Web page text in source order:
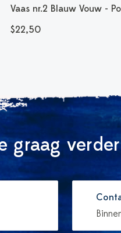
Vaas nr.2 Blauw Vouw -
$22,50
graag verder